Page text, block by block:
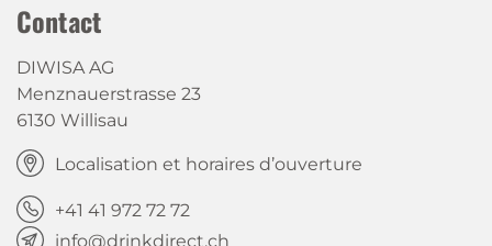
Contact
DIWISA AG
Menznauerstrasse 23
6130 Willisau
Localisation et horaires d’ouverture
+41 41 972 72 72
info@drinkdirect.ch